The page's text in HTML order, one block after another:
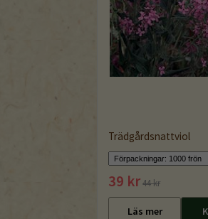
Trädgårdsnattviol
39 kr44 kr
Läs mer